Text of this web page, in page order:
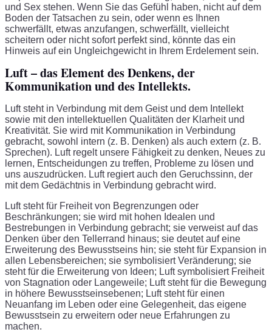
und Sex stehen. Wenn Sie das Gefühl haben, nicht auf dem
Boden der Tatsachen zu sein, oder wenn es Ihnen
schwerfällt, etwas anzufangen, schwerfällt, vielleicht
scheitern oder nicht sofort perfekt sind, könnte das ein
Hinweis auf ein Ungleichgewicht in Ihrem Erdelement sein.
Luft – das Element des Denkens, der
Kommunikation und des Intellekts.
Luft steht in Verbindung mit dem Geist und dem Intellekt
sowie mit den intellektuellen Qualitäten der Klarheit und
Kreativität. Sie wird mit Kommunikation in Verbindung
gebracht, sowohl intern (z. B. Denken) als auch extern (z. B.
Sprechen). Luft regelt unsere Fähigkeit zu denken, Neues zu
lernen, Entscheidungen zu treffen, Probleme zu lösen und
uns auszudrücken. Luft regiert auch den Geruchssinn, der
mit dem Gedächtnis in Verbindung gebracht wird.
Luft steht für Freiheit von Begrenzungen oder
Beschränkungen; sie wird mit hohen Idealen und
Bestrebungen in Verbindung gebracht; sie verweist auf das
Denken über den Tellerrand hinaus; sie deutet auf eine
Erweiterung des Bewusstseins hin; sie steht für Expansion in
allen Lebensbereichen; sie symbolisiert Veränderung; sie
steht für die Erweiterung von Ideen; Luft symbolisiert Freiheit
von Stagnation oder Langeweile; Luft steht für die Bewegung
in höhere Bewusstseinsebenen; Luft steht für einen
Neuanfang im Leben oder eine Gelegenheit, das eigene
Bewusstsein zu erweitern oder neue Erfahrungen zu
machen.